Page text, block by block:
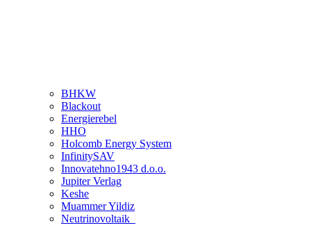
BHKW
Blackout
Energierebel
HHO
Holcomb Energy System
InfinitySAV
Innovatehno1943 d.o.o.
Jupiter Verlag
Keshe
Muammer Yildiz
Neutrinovoltaik